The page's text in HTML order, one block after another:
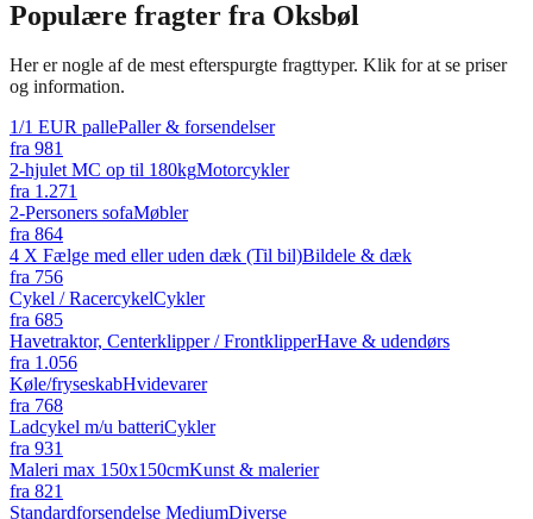
Populære fragter fra Oksbøl
Her er nogle af de mest efterspurgte fragttyper. Klik for at se priser
og information.
1/1 EUR pallePaller & forsendelser
fra 981
2-hjulet MC op til 180kgMotorcykler
fra 1.271
2-Personers sofaMøbler
fra 864
4 X Fælge med eller uden dæk (Til bil)Bildele & dæk
fra 756
Cykel / RacercykelCykler
fra 685
Havetraktor, Centerklipper / FrontklipperHave & udendørs
fra 1.056
Køle/fryseskabHvidevarer
fra 768
Ladcykel m/u batteriCykler
fra 931
Maleri max 150x150cmKunst & malerier
fra 821
Standardforsendelse MediumDiverse